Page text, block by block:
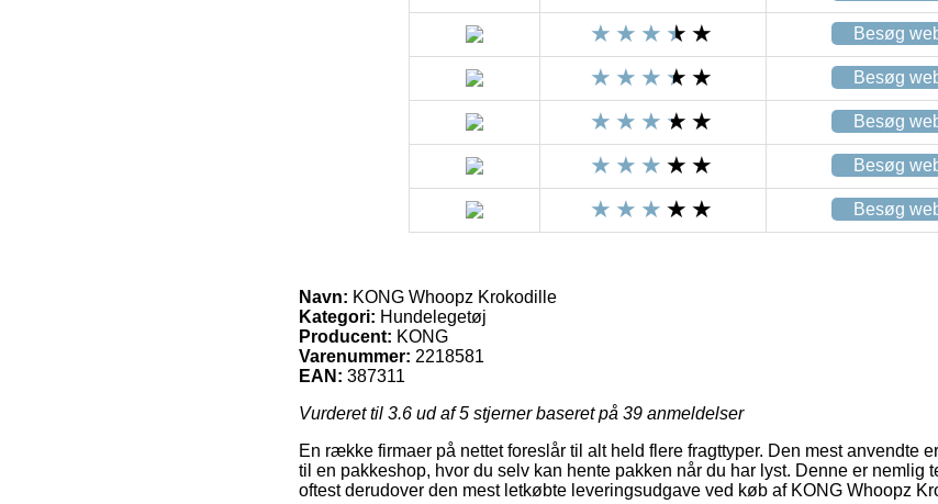
Besøg
Besøg
Besøg
Besøg
Besøg
Navn: KONG Whoopz Krokodille
Kategori: Hundelegetøj
Producent: KONG
Varenummer: 2218581
EAN: 387311
Vurderet til 3.6 ud af 5 stjerner baseret på 39 anmeldelser
En række firmaer på nettet foreslår til alt held flere fragttyper. Den mest anvendte
til en pakkeshop, hvor du selv kan hente pakken når du har lyst. Denne er nemlig
oftest derudover den mest letkøbte leveringsudgave ved køb af KONG Whoopz